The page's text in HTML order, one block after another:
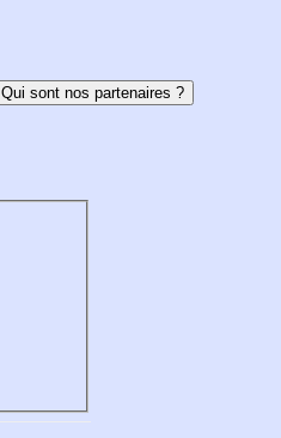
Qui sont nos partenaires ?